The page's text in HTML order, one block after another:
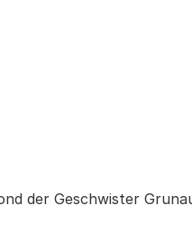
Geschäft
der Geschwister